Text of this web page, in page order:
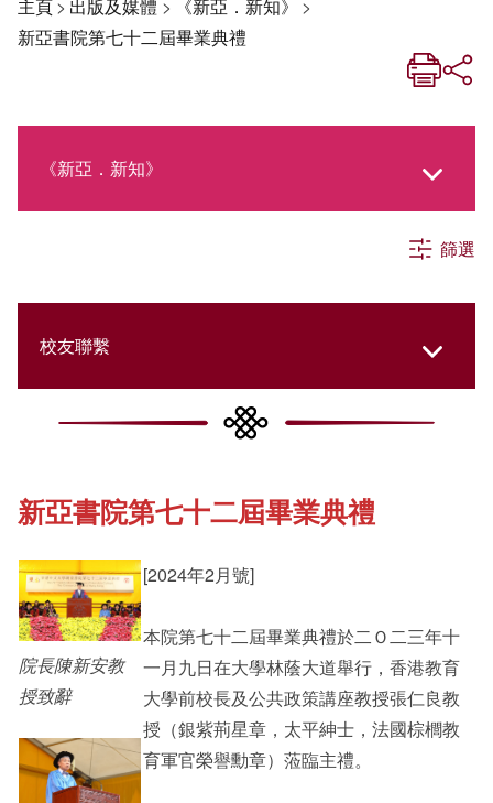
主頁> 出版及媒體 > 《新亞．新知》 >
新亞書院第七十二屆畢業典禮
《新亞．新知》
社交媒體專欄
《新亞簡訊》
《新亞書院概覽》
其他書院出版
新亞影集
影片庫
篩選
校友聯繫
College Updates
Cultural Topics
Student Development
Staff Engagement
新亞書院第七十二屆畢業典禮
院長陳新安教
授致辭
[2024年2月號]
本院第七十二屆畢業典禮於二Ｏ二三年十
一月九日在大學林蔭大道舉行，香港教育
大學前校長及公共政策講座教授張仁良教
授（銀紫荊星章，太平紳士，法國棕櫚教
育軍官榮譽勳章）蒞臨主禮。